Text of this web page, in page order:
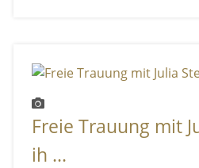
Freie Trauung mit
ih ...